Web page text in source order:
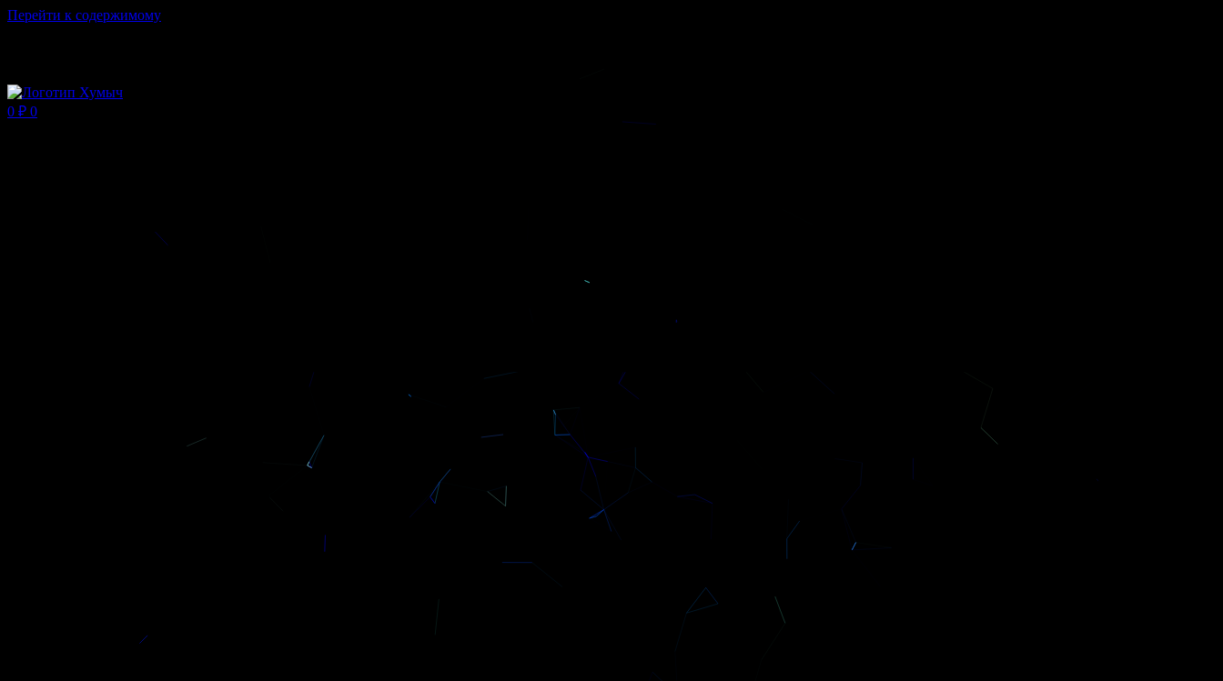
Перейти к содержимому
0 ₽ 0